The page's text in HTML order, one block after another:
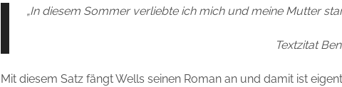
„In diesem Sommer verliebte ich mich und meine Mutter
Textzitat
Mit diesem Satz fängt Wells seinen Roman an und damit ist